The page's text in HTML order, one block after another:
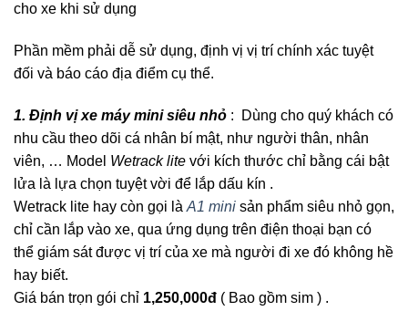
cho xe khi sử dụng
Phần mềm phải dễ sử dụng, định vị vị trí chính xác tuyệt
đối và báo cáo địa điểm cụ thể.
1. Định vị xe máy mini siêu nhỏ : Dùng cho quý khách có
nhu cầu theo dõi cá nhân bí mật, như người thân, nhân
viên, … Model Wetrack lite với kích thước chỉ bằng cái bật
lửa là lựa chọn tuyệt vời để lắp dấu kín .
Wetrack lite hay còn gọi là A1 mini sản phẩm siêu nhỏ gọn,
chỉ cần lắp vào xe, qua ứng dụng trên điện thoại bạn có
thể giám sát được vị trí của xe mà người đi xe đó không hề
hay biết.
Giá bán trọn gói chỉ 1,250,000đ ( Bao gồm sim ) .